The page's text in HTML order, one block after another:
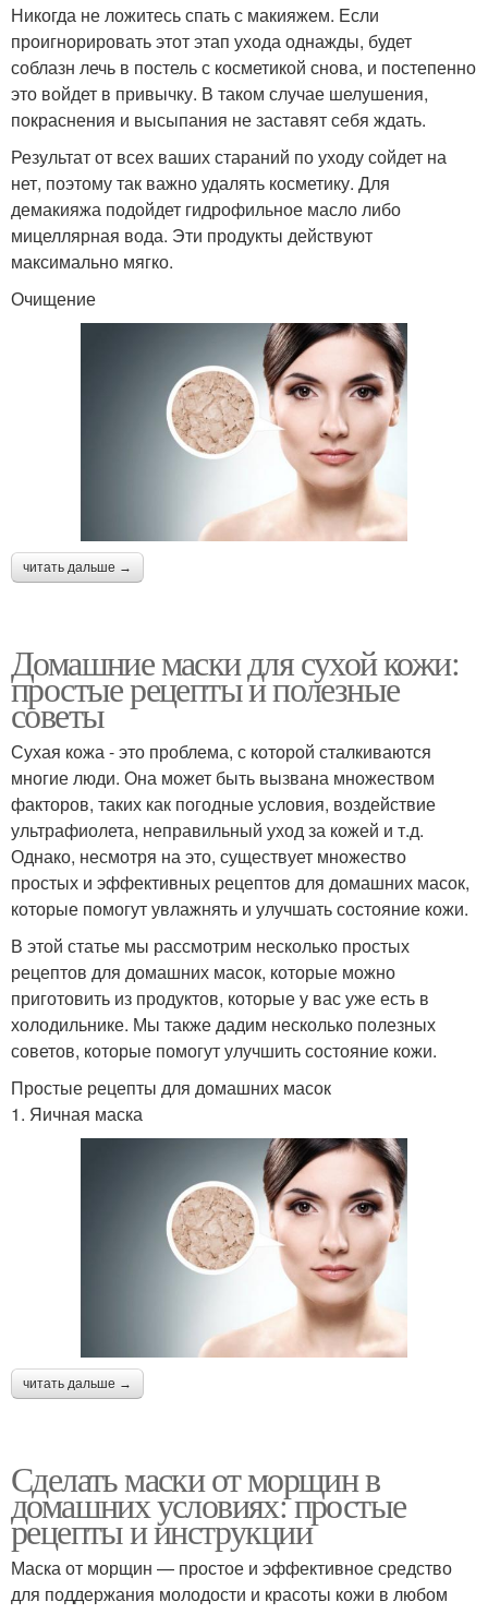
Никогда не ложитесь спать с макияжем. Если
проигнорировать этот этап ухода однажды, будет
соблазн лечь в постель с косметикой снова, и постепенно
это войдет в привычку. В таком случае шелушения,
покраснения и высыпания не заставят себя ждать.
Результат от всех ваших стараний по уходу сойдет на
нет, поэтому так важно удалять косметику. Для
демакияжа подойдет гидрофильное масло либо
мицеллярная вода. Эти продукты действуют
максимально мягко.
Очищение
читать дальше →
Домашние маски для сухой кожи:
простые рецепты и полезные
советы
Сухая кожа - это проблема, с которой сталкиваются
многие люди. Она может быть вызвана множеством
факторов, таких как погодные условия, воздействие
ультрафиолета, неправильный уход за кожей и т.д.
Однако, несмотря на это, существует множество
простых и эффективных рецептов для домашних масок,
которые помогут увлажнять и улучшать состояние кожи.
В этой статье мы рассмотрим несколько простых
рецептов для домашних масок, которые можно
приготовить из продуктов, которые у вас уже есть в
холодильнике. Мы также дадим несколько полезных
советов, которые помогут улучшить состояние кожи.
Простые рецепты для домашних масок
1. Яичная маска
читать дальше →
Сделать маски от морщин в
домашних условиях: простые
рецепты и инструкции
Маска от морщин — простое и эффективное средство
для поддержания молодости и красоты кожи в любом